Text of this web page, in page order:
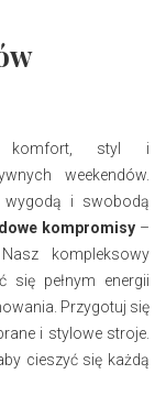
komfort, styl i
weekendów.
wygodą i swobodą
kompromisy –
kompleksowy
się pełnym energii
Przygotuj się
i stylowe stroje.
cieszyć się każdą